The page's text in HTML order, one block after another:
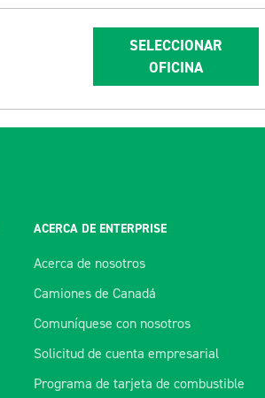
SELECCIONAR
OFICINA
ACERCA DE ENTERPRISE
Acerca de nosotros
Camiones de Canadá
Comuníquese con nosotros
Solicitud de cuenta empresarial
Programa de tarjeta de combustible